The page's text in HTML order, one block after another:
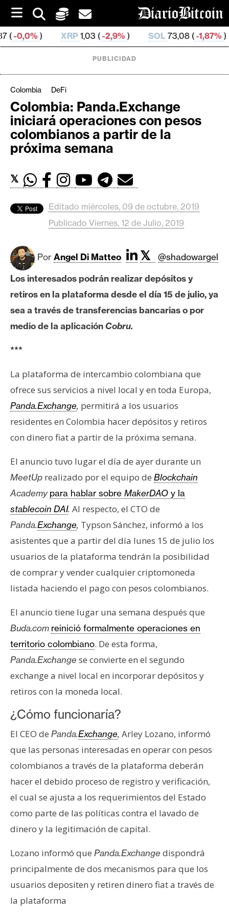
i
p
t
o
XRP1,03 ( -2,9% ) SOL73,08 ( -1,87%) TRX
C
r
i
p
o
M
e
r
d
s
B
i
o
i
n
t
e
r
e
u
m
I
n
á
l
i
s
i
s
N
o
t
a
s
e
P
r
n
s
a
PUBLICIDAD
Colombia DeFi
Colombia: Panda.Exchange
iniciará operaciones con pesos
colombianos a partir de la
próxima semana
𝕏
Editado miércoles, 09 de octubre, 2019
Publicado Viernes, 12 de Julio, 2019
Por Angel Di Matteo 𝕏
@shadowargel
Los interesados podrán realizar depósitos y
retiros en la plataforma desde el día 15 de julio, ya
sea a través de transferencias bancarias o por
medio de la aplicación Cobru.
***
La plataforma de intercambio colombiana que
ofrece sus servicios a nivel local y en toda Europa,
Panda.Exchange, permitirá a los usuarios
residentes en Colombia hacer depósitos y retiros
con dinero fiat a partir de la próxima semana.
El anuncio tuvo lugar el día de ayer durante un
MeetUp realizado por el equipo de Blockchain
Academy para hablar sobre MakerDAO y la
stablecoin DAI. Al respecto, el CTO de
Panda.Exchange, Typson Sánchez, informó a los
asistentes que a partir del día lunes 15 de julio los
usuarios de la plataforma tendrán la posibilidad
de comprar y vender cualquier criptomoneda
listada haciendo el pago con pesos colombianos.
El anuncio tiene lugar una semana después que
Buda.com reinició formalmente operaciones en
territorio colombiano. De esta forma,
Panda.Exchange se convierte en el segundo
exchange a nivel local en incorporar depósitos y
retiros con la moneda local.
¿Cómo funcionaría?
El CEO de Panda.Exchange, Arley Lozano, informó
que las personas interesadas en operar con pesos
colombianos a través de la plataforma deberán
hacer el debido proceso de registro y verificación,
el cual se ajusta a los requerimientos del Estado
como parte de las políticas contra el lavado de
dinero y la legitimación de capital.
Lozano informó que Panda.Exchange dispondrá
principalmente de dos mecanismos para que los
usuarios depositen y retiren dinero fiat a través de
la plataforma